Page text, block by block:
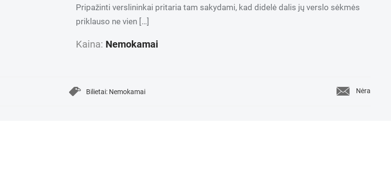
Pripažinti verslininkai pritaria tam sakydami, kad didelė dalis jų verslo sėkmės
priklauso ne vien […]
Kaina: Nemokamai
Bilietai: Nemokamai Nėra